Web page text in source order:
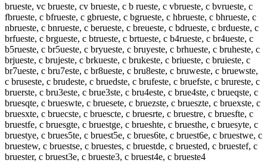
brueste, vc brueste, cv brueste, c b rueste, c vbrueste, c bvrueste, c
fbrueste, c bfrueste, c gbrueste, c bgrueste, c hbrueste, c bhrueste, c
nbrueste, c bnrueste, c berueste, c breueste, c bdrueste, c brdueste, c
brfueste, c brgueste, c btrueste, c brtueste, c b4rueste, c br4ueste, c
b5rueste, c br5ueste, c bryueste, c bruyeste, c brhueste, c bruheste, c
brjueste, c brujeste, c brkueste, c brukeste, c briueste, c bruieste, c
br7ueste, c bru7este, c br8ueste, c bru8este, c bruweste, c bruewste,
c bruseste, c brudeste, c bruedste, c brufeste, c bruefste, c brureste, c
bruerste, c bru3este, c brue3ste, c bru4este, c brue4ste, c brueqste, c
bruesqte, c brueswte, c bruesete, c bruezste, c brueszte, c bruexste, c
bruesxte, c bruecste, c bruescte, c bruesrte, c bruestre, c bruesfte, c
bruestfe, c bruesgte, c bruestge, c brueshte, c bruesthe, c bruesyte, c
bruestye, c brues5te, c bruest5e, c brues6te, c bruest6e, c bruestwe, c
bruestew, c bruestse, c bruestes, c bruestde, c bruested, c bruestef, c
bruester, c bruest3e, c brueste3, c bruest4e, c brueste4